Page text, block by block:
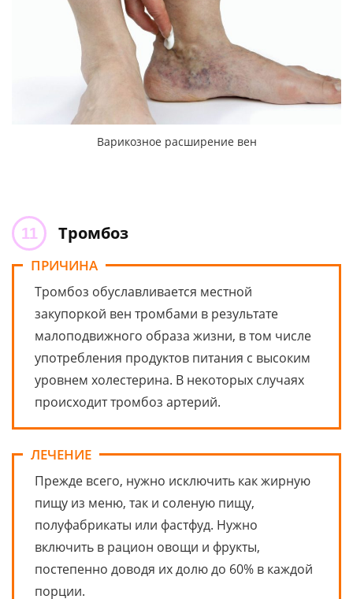
Варикозное расширение вен
Тромбоз
ПРИЧИНА
Тромбоз обуславливается местной
закупоркой вен тромбами в результате
малоподвижного образа жизни, в том числе
употребления продуктов питания с высоким
уровнем холестерина. В некоторых случаях
происходит тромбоз артерий.
ЛЕЧЕНИЕ
Прежде всего, нужно исключить как жирную
пищу из меню, так и соленую пищу,
полуфабрикаты или фастфуд. Нужно
включить в рацион овощи и фрукты,
постепенно доводя их долю до 60% в каждой
порции.